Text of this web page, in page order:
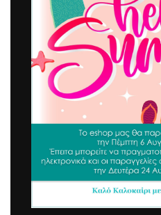
Πατάκι Μπάνιου
50x70cm
3,63€ συμπ. Φ.Π.Α